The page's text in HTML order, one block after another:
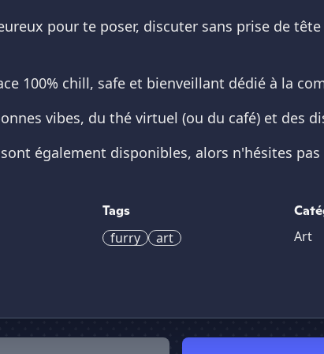
pour te poser, discuter sans prise de
100% chill, safe et bienveillant dédié à la
vibes, du thé virtuel (ou du café) et des
également disponibles, alors n'hésites
Tags
furry art Art